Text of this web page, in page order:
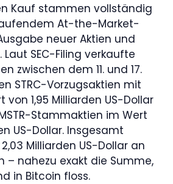
Kauf stammen vollständig
At-the-Market-
neuer Aktien und
Laut SEC-Filing verkaufte
zwischen dem 11. und 17.
STRC-Vorzugsaktien mit
von 1,95 Milliarden US-Dollar
Stammaktien im Wert
US-Dollar. Insgesamt
Milliarden US-Dollar an
– nahezu exakt die Summe,
in Bitcoin floss.